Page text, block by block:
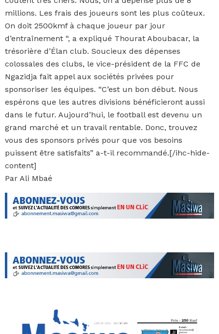
millions. Les frais des joueurs sont les plus coûteux.
On doit 2500kmf à chaque joueur par jour
d’entraînement “, a expliqué Thourat Aboubacar, la
trésorière d’Élan club. Soucieux des dépenses
colossales des clubs, le vice-président de la FFC de
Ngazidja fait appel aux sociétés privées pour
sponsoriser les équipes. “C’est un bon début. Nous
espérons que les autres divisions bénéficieront aussi
dans le futur. Aujourd’hui, le football est devenu un
grand marché et un travail rentable. Donc, trouvez
vous des sponsors privés pour que vos besoins
puissent être satisfaits” a-t-il recommandé.[/ihc-hide-
content]
Par Ali Mbaé